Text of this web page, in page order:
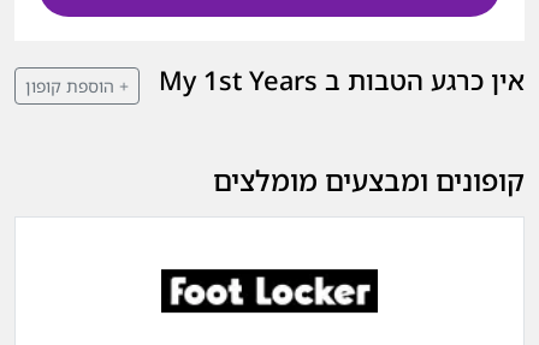
אין כרגע הטבות ב My 1st Years + הוספת קופון
קופונים ומבצעים מומלצים